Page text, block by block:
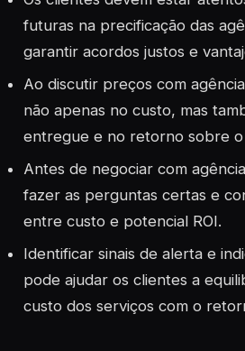
futuras na precificação das
garantir acordos justos e
Ao discutir preços com
não apenas no custo, mas
entregue e no retorno sobre o
Antes de negociar com
fazer as perguntas certas e
entre custo e potencial ROI.
Identificar sinais de alerta e
pode ajudar os clientes a
custo dos serviços com o